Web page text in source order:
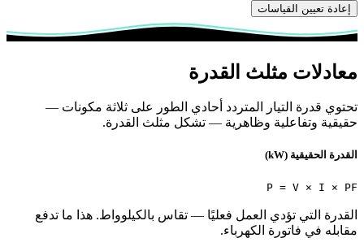
إعادة تعيين القياسات
معادلات مثلث القدرة
تحتوي قدرة التيار المتردد أحادي الطور على ثلاثة مكونات —
حقيقية وتفاعلية وظاهرية — تشكل مثلث القدرة.
القدرة الحقيقية (kW)
P = V × I × PF
القدرة التي تؤدي العمل فعليًا — تقاس بالكيلوواط. هذا ما تدفع
مقابله في فاتورة الكهرباء.